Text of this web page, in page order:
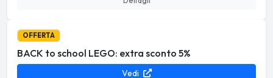
OFFERTA
BACK to school LEGO: extra sconto 5%
Vedi